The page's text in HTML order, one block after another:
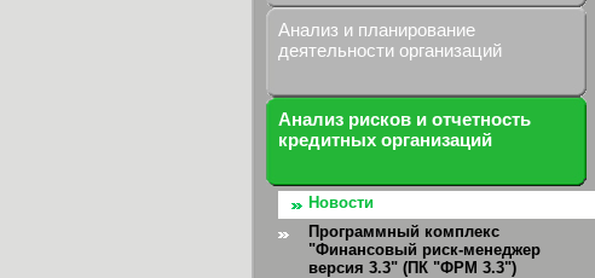
Анализ и планирование
деятельности организаций
Анализ рисков и отчетность
кредитных организаций
Новости
Программный комплекс
"Финансовый риск-менеджер
версия 3.3" (ПК "ФРМ 3.3")